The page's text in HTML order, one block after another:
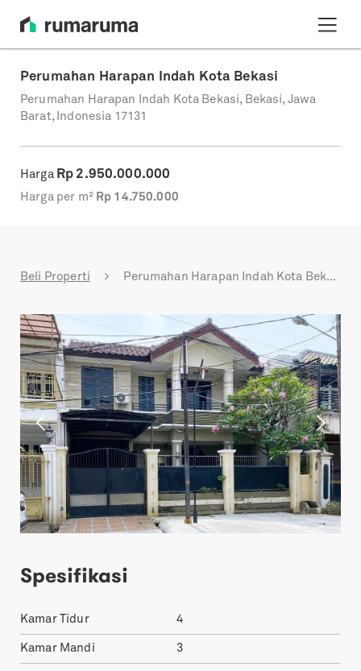
Perumahan Harapan Indah Kota Bekasi
Perumahan Harapan Indah Kota Bekasi, Bekasi, Jawa
Barat, Indonesia 17131
Harga Rp 2.950.000.000
Harga per m² Rp 14.750.000
Beli Properti Perumahan Harapan Indah Kota Bekasi
Previous Next
Spesifikasi
Kamar Tidur 4
Kamar Mandi 3